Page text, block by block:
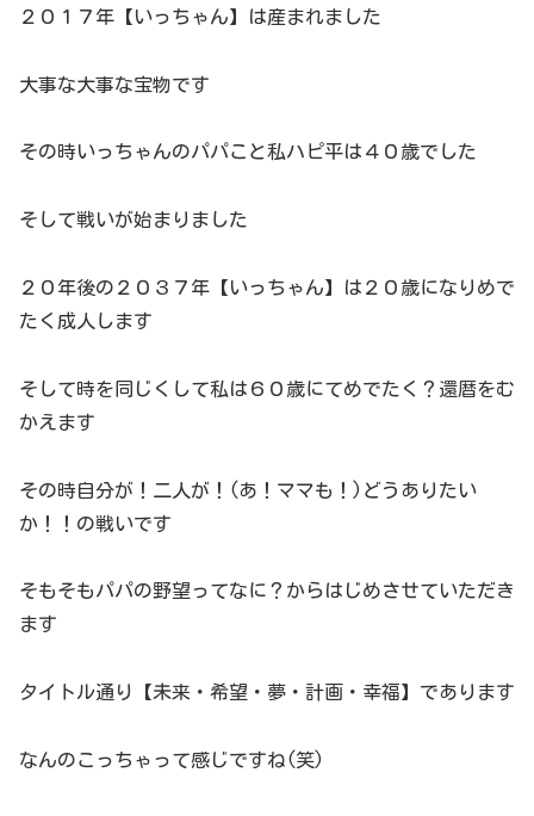
２０１７年【いっちゃん】は産まれました
大事な大事な宝物です
その時いっちゃんのパパこと私ハピ平は４０歳でした
そして戦いが始まりました
２０年後の２０３７年【いっちゃん】は２０歳になりめで
たく成人します
そして時を同じくして私は６０歳にてめでたく？還暦をむ
かえます
その時自分が！二人が！(あ！ママも！)どうありたい
か！！の戦いです
そもそもパパの野望ってなに？からはじめさせていただき
ます
タイトル通り【未来・希望・夢・計画・幸福】であります
なんのこっちゃって感じですね(笑)